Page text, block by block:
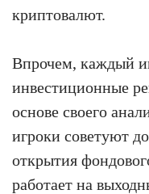
криптовалют.
Впрочем, каждый
инвестиционные
основе своего
игроки советуют
открытия
работает на